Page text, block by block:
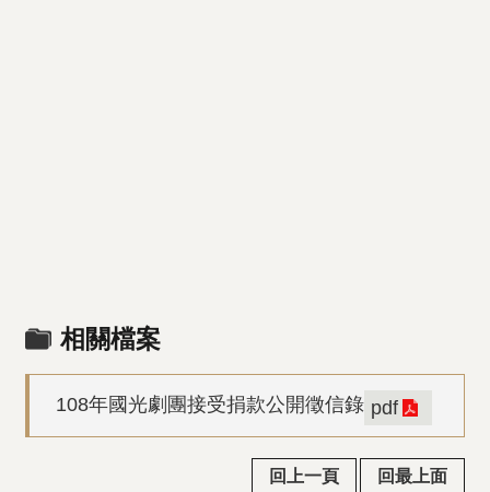
相關檔案
108年國光劇團接受捐款公開徵信錄 pdf
回上一頁 回最上面